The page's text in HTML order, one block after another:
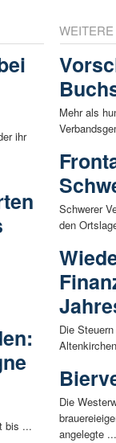
ihr
bis ...
Mehr als
Schwerer
den
Die
Die
angelegte